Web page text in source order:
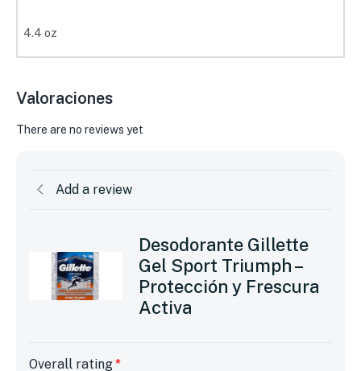
4.4 oz
Valoraciones
There are no reviews yet
Add a review
Desodorante Gillette
Gel Sport Triumph –
Protección y Frescura
Activa
Overall rating*